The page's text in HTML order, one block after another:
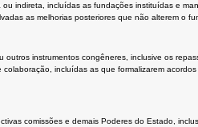
indireta, incluídas as fundações instituídas e
as melhorias posteriores que não alterem o
instrumentos congêneres, inclusive os
incluídas as que formalizarem
comissões e demais Poderes do Estado,